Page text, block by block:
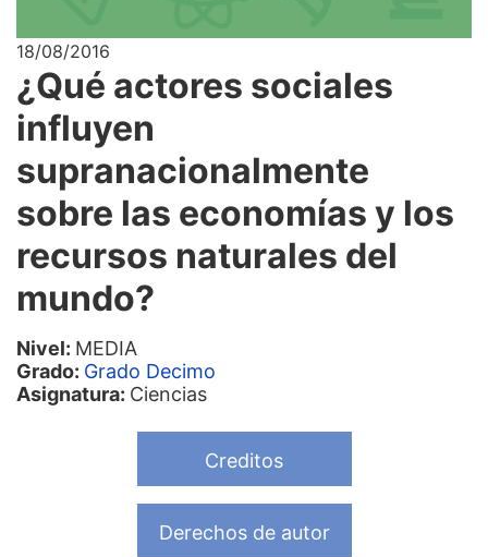
18/08/2016
¿Qué actores sociales
influyen
supranacionalmente
sobre las economías y los
recursos naturales del
mundo?
Nivel: MEDIA
Grado: Grado Decimo
Asignatura: Ciencias
Creditos
Derechos de autor